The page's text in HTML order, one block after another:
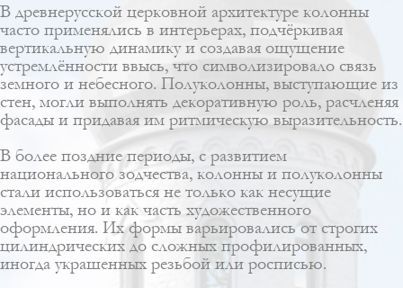
В древнерусской церковной архитектуре колонны
часто применялись в интерьерах, подчёркивая
вертикальную динамику и создавая ощущение
устремлённости ввысь, что символизировало связь
земного и небесного. Полуколонны, выступающие из
стен, могли выполнять декоративную роль, расчленяя
фасады и придавая им ритмическую выразительность.
В более поздние периоды, с развитием
национального зодчества, колонны и полуколонны
стали использоваться не только как несущие
элементы, но и как часть художественного
оформления. Их формы варьировались от строгих
цилиндрических до сложных профилированных,
иногда украшенных резьбой или росписью.